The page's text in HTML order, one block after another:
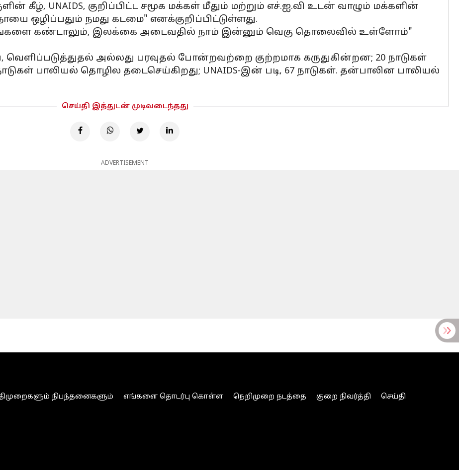
கீழ், UNAIDS, குறிப்பிட்ட சமூக மக்கள் மீதும் மற்றும் எச்.ஐ.வி உடன் வாழும் மக்களின்
ஒழிப்பதும் நமது கடமை" எனக்குறிப்பிட்டுள்ளது.
கண்டாலும், இலக்கை அடைவதில் நாம் இன்னும் வெகு தொலைவில் உள்ளோம்"
வெளிப்படுத்துதல் அல்லது பரவுதல் போன்றவற்றை குற்றமாக கருதுகின்றன; 20 நாடுகள்
பாலியல் தொழில தடைசெய்கிறது; UNAIDS-இன் படி, 67 நாடுகள். தன்பாலின பாலியல்
செய்தி இத்துடன் முடிவடைந்தது
ADVERTISEMENT
நிபந்தனைகளும் எங்களை தொடர்பு கொள்ள நெறிமுறை நடத்தை குறை நிவர்த்தி
செய்தி